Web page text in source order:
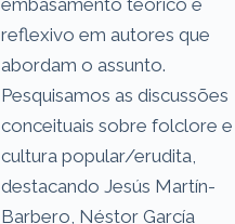
reflexivo em autores que
abordam o assunto.
Pesquisamos as discussões
conceituais sobre folclore e
cultura popular/erudita,
destacando Jesús Martín-
Barbero, Néstor García